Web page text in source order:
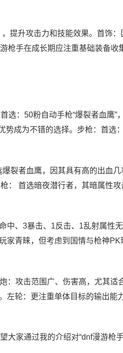
提升攻击力和技能效果。首饰
枪手在成长期应注重基础装备收
：50粉自动手枪“爆裂者血鹰”
成为不错的选择。步枪：首选
裂者血鹰，因其具有高的出血
： 首选暗夜潜行者，其暗属性
中、3暴击、1反击、1乱射属性
家青睐，但考虑到国情与枪神
：攻击范围广、伤害高，尤其适
左轮：更注重单体目标的输出能
大家通过我的介绍对“dnf漫游枪